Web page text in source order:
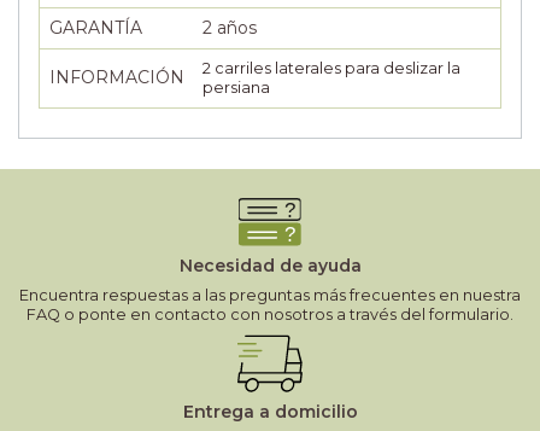
GARANTÍA 2 años
INFORMACIÓN
2 carriles laterales para deslizar la
persiana
Necesidad de ayuda
Encuentra respuestas a las preguntas más frecuentes en nuestra
FAQ o ponte en contacto con nosotros a través del formulario.
Entrega a domicilio